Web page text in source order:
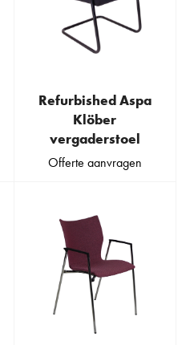
Refurbished Aspa
Klöber
vergaderstoel
Offerte aanvragen